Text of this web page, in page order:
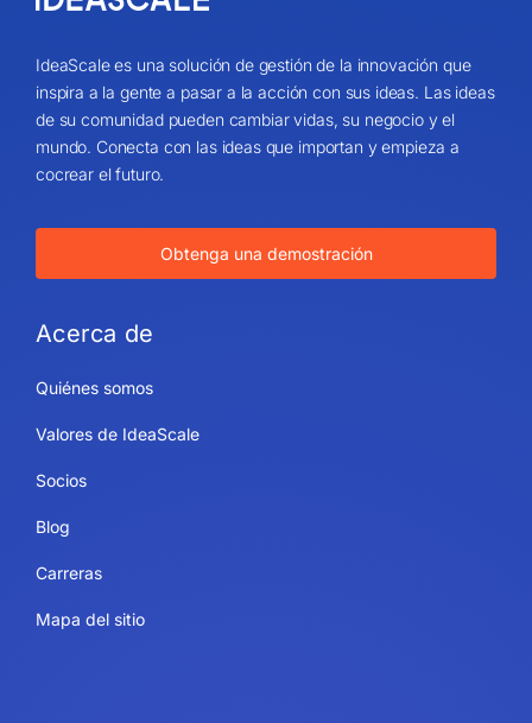
IdeaScale es una solución de gestión de la innovación que
inspira a la gente a pasar a la acción con sus ideas. Las ideas
de su comunidad pueden cambiar vidas, su negocio y el
mundo. Conecta con las ideas que importan y empieza a
cocrear el futuro.
Obtenga una demostración
Acerca de
Quiénes somos
Valores de IdeaScale
Socios
Blog
Carreras
Mapa del sitio